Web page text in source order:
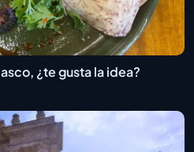
¿te gusta la idea?